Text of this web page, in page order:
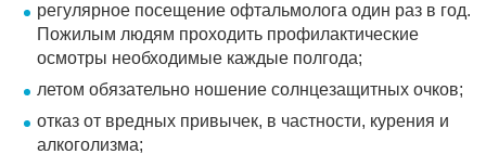
регулярное посещение офтальмолога один раз в год.
Пожилым людям проходить профилактические
осмотры необходимые каждые полгода;
летом обязательно ношение солнцезащитных очков;
отказ от вредных привычек, в частности, курения и
алкоголизма;